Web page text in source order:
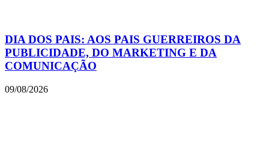
DIA DOS PAIS: AOS PAIS GUERREIROS DA
PUBLICIDADE, DO MARKETING E DA
COMUNICAÇÃO
09/08/2026